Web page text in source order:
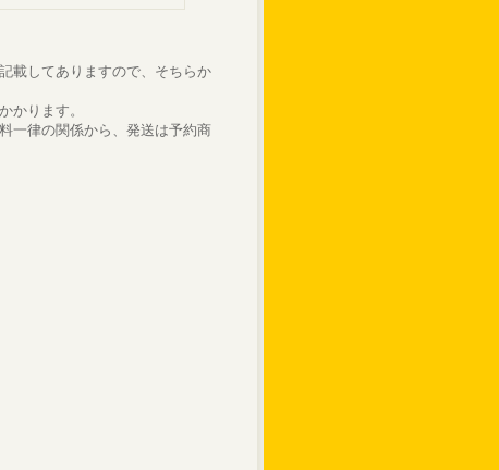
載してありますので、そちらか
かります。
一律の関係から、発送は予約商